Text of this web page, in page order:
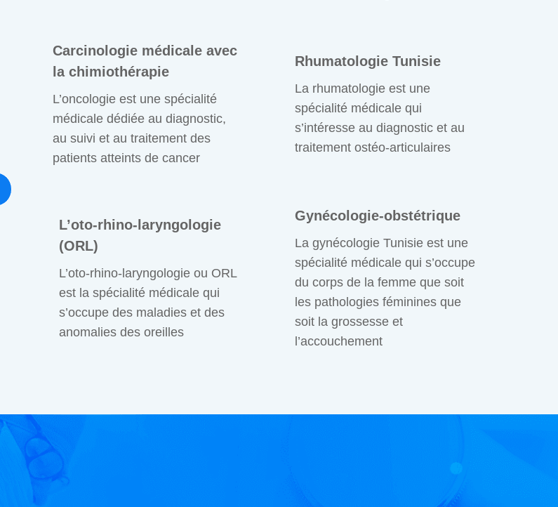
Carcinologie médicale avec
la chimiothérapie
L’oncologie est une spécialité
médicale dédiée au diagnostic,
au suivi et au traitement des
patients atteints de cancer
Rhumatologie Tunisie
La rhumatologie est une
spécialité médicale qui
s’intéresse au diagnostic et au
traitement ostéo-articulaires
L’oto-rhino-laryngologie
(ORL)
L’oto-rhino-laryngologie ou ORL
est la spécialité médicale qui
s’occupe des maladies et des
anomalies des oreilles
Gynécologie-obstétrique
La gynécologie Tunisie est une
spécialité médicale qui s’occupe
du corps de la femme que soit
les pathologies féminines que
soit la grossesse et
l’accouchement